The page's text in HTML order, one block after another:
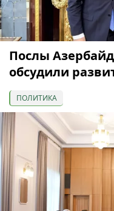
Послы
обсудили
ПОЛИТИКА